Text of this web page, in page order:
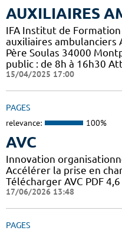
AUXILIAIRES
IFA Institut de
auxiliaires ambulanciers
Père Soulas 34000
public : de 8h à 16h30
15/04/2025 17:00
PAGES
relevance: 100%
AVC
Innovation
Accélérer la prise en
Télécharger AVC PDF
17/06/2026 13:48
PAGES